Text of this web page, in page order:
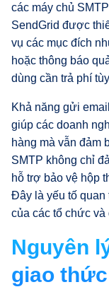
các máy chủ
SendGrid được
vụ các mục đích
hoặc thông báo
dùng cần trả phí
Khả năng gửi
giúp các doanh
hàng mà vẫn đảm
SMTP không chỉ
hỗ trợ bảo vệ hộp
Đây là yếu tố quan
của các tổ chức và
Nguyên
giao thức